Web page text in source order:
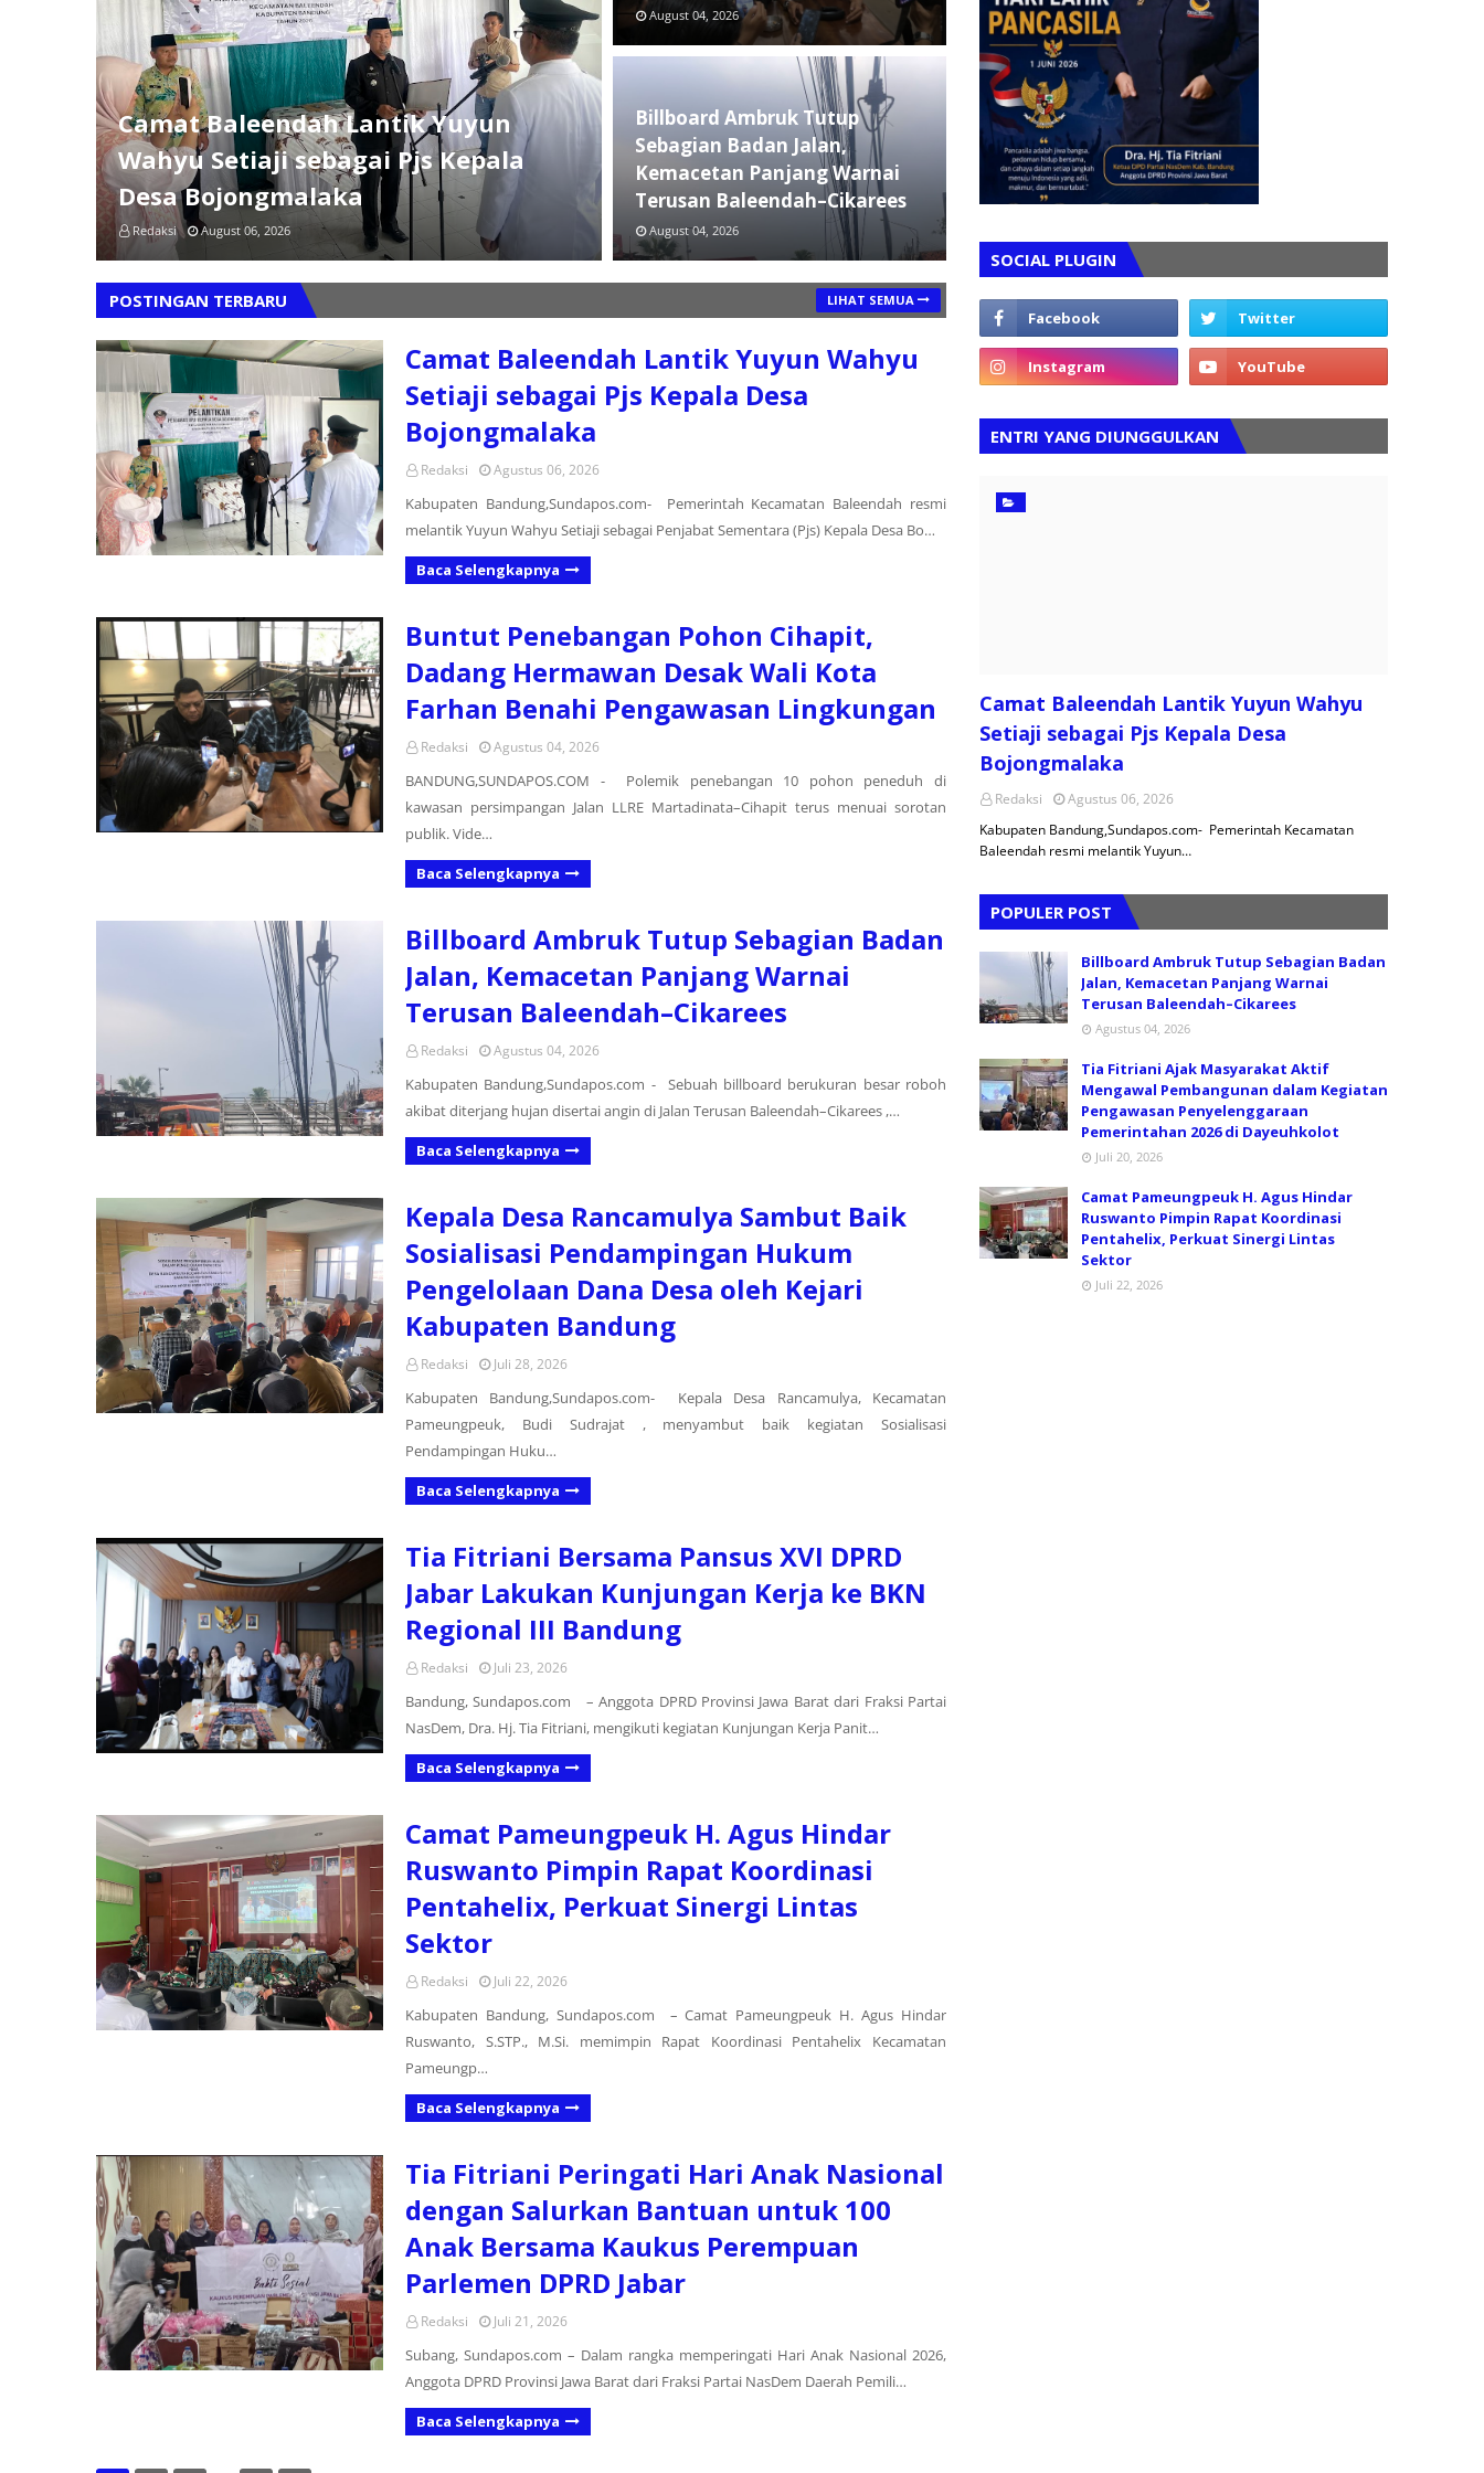
Camat Baleendah Lantik Yuyun
Wahyu Setiaji sebagai Pjs Kepala
Desa Bojongmalaka
Redaksi August 06, 2026
August 04, 2026
Billboard Ambruk Tutup
Sebagian Badan Jalan,
Kemacetan Panjang Warnai
Terusan Baleendah–Cikarees
August 04, 2026
POSTINGAN TERBARU LIHAT SEMUA
Camat Baleendah Lantik Yuyun Wahyu
Setiaji sebagai Pjs Kepala Desa
Bojongmalaka
Redaksi Agustus 06, 2026
Kabupaten Bandung,Sundapos.com- Pemerintah Kecamatan Baleendah resmi
melantik Yuyun Wahyu Setiaji sebagai Penjabat Sementara (Pjs) Kepala Desa Bo…
Baca Selengkapnya
Buntut Penebangan Pohon Cihapit,
Dadang Hermawan Desak Wali Kota
Farhan Benahi Pengawasan Lingkungan
Redaksi Agustus 04, 2026
BANDUNG,SUNDAPOS.COM - Polemik penebangan 10 pohon peneduh di
kawasan persimpangan Jalan LLRE Martadinata–Cihapit terus menuai sorotan
publik. Vide…
Baca Selengkapnya
Billboard Ambruk Tutup Sebagian Badan
Jalan, Kemacetan Panjang Warnai
Terusan Baleendah–Cikarees
Redaksi Agustus 04, 2026
Kabupaten Bandung,Sundapos.com - Sebuah billboard berukuran besar roboh
akibat diterjang hujan disertai angin di Jalan Terusan Baleendah–Cikarees ,…
Baca Selengkapnya
Kepala Desa Rancamulya Sambut Baik
Sosialisasi Pendampingan Hukum
Pengelolaan Dana Desa oleh Kejari
Kabupaten Bandung
Redaksi Juli 28, 2026
Kabupaten Bandung,Sundapos.com- Kepala Desa Rancamulya, Kecamatan
Pameungpeuk, Budi Sudrajat , menyambut baik kegiatan Sosialisasi
Pendampingan Huku…
Baca Selengkapnya
Tia Fitriani Bersama Pansus XVI DPRD
Jabar Lakukan Kunjungan Kerja ke BKN
Regional III Bandung
Redaksi Juli 23, 2026
Bandung, Sundapos.com – Anggota DPRD Provinsi Jawa Barat dari Fraksi Partai
NasDem, Dra. Hj. Tia Fitriani, mengikuti kegiatan Kunjungan Kerja Panit…
Baca Selengkapnya
Camat Pameungpeuk H. Agus Hindar
Ruswanto Pimpin Rapat Koordinasi
Pentahelix, Perkuat Sinergi Lintas
Sektor
Redaksi Juli 22, 2026
Kabupaten Bandung, Sundapos.com – Camat Pameungpeuk H. Agus Hindar
Ruswanto, S.STP., M.Si. memimpin Rapat Koordinasi Pentahelix Kecamatan
Pameungp…
Baca Selengkapnya
Tia Fitriani Peringati Hari Anak Nasional
dengan Salurkan Bantuan untuk 100
Anak Bersama Kaukus Perempuan
Parlemen DPRD Jabar
Redaksi Juli 21, 2026
Subang, Sundapos.com – Dalam rangka memperingati Hari Anak Nasional 2026,
Anggota DPRD Provinsi Jawa Barat dari Fraksi Partai NasDem Daerah Pemili…
Baca Selengkapnya
SOCIAL PLUGIN
ENTRI YANG DIUNGGULKAN
Camat Baleendah Lantik Yuyun Wahyu
Setiaji sebagai Pjs Kepala Desa
Bojongmalaka
Redaksi
Agustus 06, 2026
Kabupaten Bandung,Sundapos.com- Pemerintah Kecamatan
Baleendah resmi melantik Yuyun…
POPULER POST
Billboard Ambruk Tutup Sebagian Badan
Jalan, Kemacetan Panjang Warnai
Terusan Baleendah–Cikarees
Agustus 04, 2026
Tia Fitriani Ajak Masyarakat Aktif
Mengawal Pembangunan dalam Kegiatan
Pengawasan Penyelenggaraan
Pemerintahan 2026 di Dayeuhkolot
Juli 20, 2026
Camat Pameungpeuk H. Agus Hindar
Ruswanto Pimpin Rapat Koordinasi
Pentahelix, Perkuat Sinergi Lintas
Sektor
Juli 22, 2026